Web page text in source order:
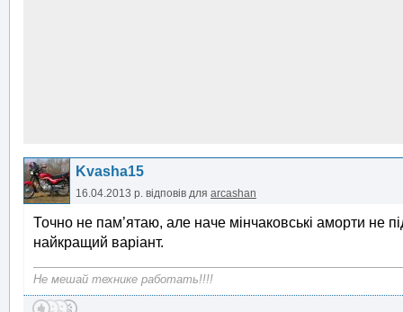
Kvasha15
16.04.2013 р. відповів для arcashan
Точно не пам’ятаю, але наче мінчаковські аморти не
найкращий варіант.
Не мешай технике работать!!!!